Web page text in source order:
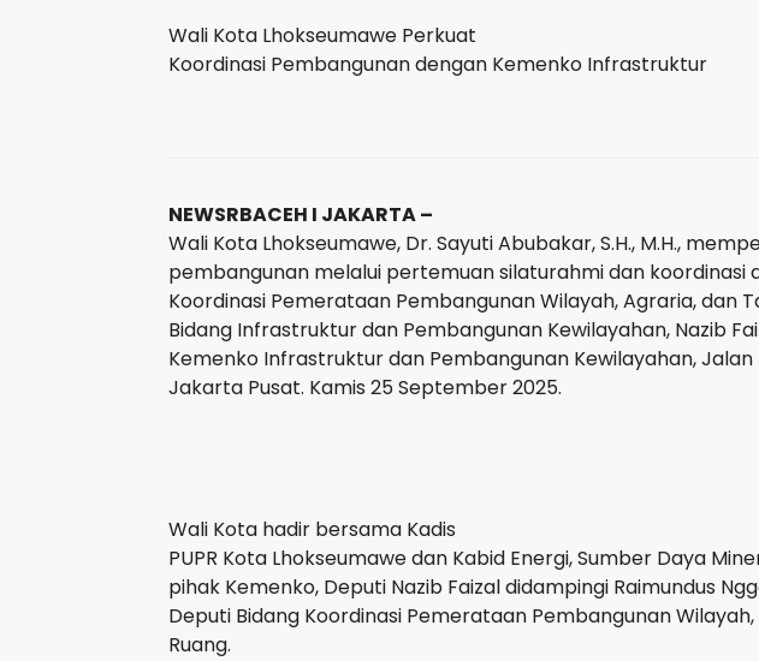
Wali Kota Lhokseumawe Perkuat
Koordinasi Pembangunan dengan Kemenko Infrastruktur
NEWSRBACEH I JAKARTA –
Wali Kota Lhokseumawe, Dr. Sayuti Abubakar, S.H., M.H.,
pembangunan melalui pertemuan silaturahmi dan koordinasi
Koordinasi Pemerataan Pembangunan Wilayah, Agraria, dan
Bidang Infrastruktur dan Pembangunan Kewilayahan, Nazib
Kemenko Infrastruktur dan Pembangunan Kewilayahan, Jalan
Jakarta Pusat. Kamis 25 September 2025.
Wali Kota hadir bersama Kadis
PUPR Kota Lhokseumawe dan Kabid Energi, Sumber Daya
pihak Kemenko, Deputi Nazib Faizal didampingi Raimundus
Deputi Bidang Koordinasi Pemerataan Pembangunan
Ruang.